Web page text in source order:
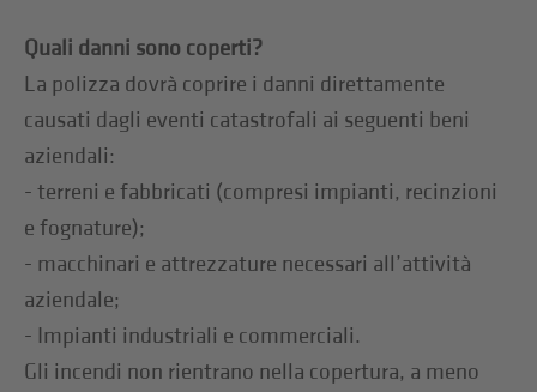
Quali danni sono coperti?
La polizza dovrà coprire i danni direttamente
causati dagli eventi catastrofali ai seguenti beni
aziendali:
- terreni e fabbricati (compresi impianti, recinzioni
e fognature);
- macchinari e attrezzature necessari all’attività
aziendale;
- Impianti industriali e commerciali.
Gli incendi non rientrano nella copertura, a meno